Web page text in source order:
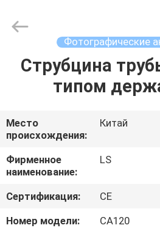
ДОМ
РОЛИКИ
О
НАС
Television
Equipment
Reserved.
Фотографические
Струбцина
типом
Место
происхождения:
Китай
Фирменное
наименование:
LS
Сертификация:
CE
Номер модели:
CA120